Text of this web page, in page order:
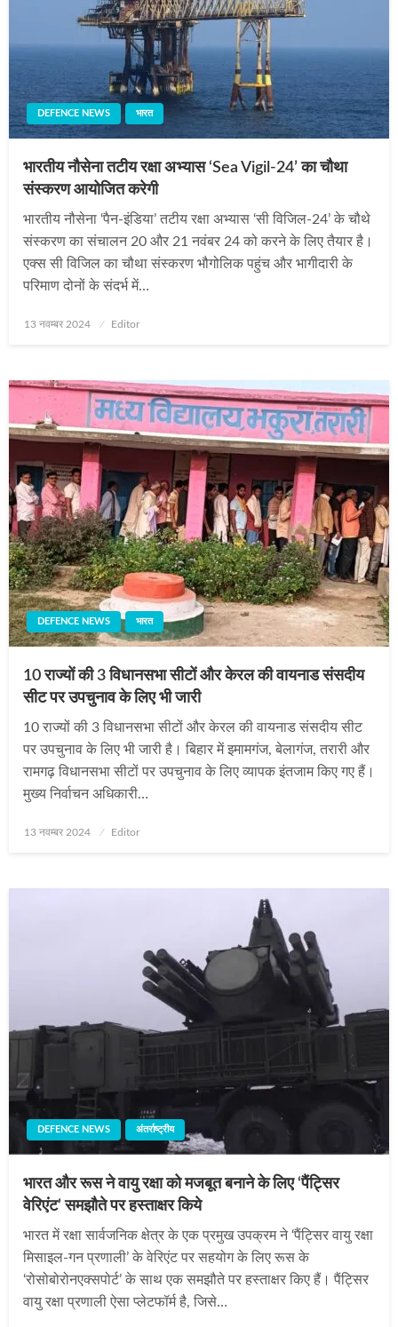
DEFENCE NEWS भारत
भारतीय नौसेना तटीय रक्षा अभ्यास ‘Sea Vigil-24’ का चौथा
संस्करण आयोजित करेगी
भारतीय नौसेना ‘पैन-इंडिया’ तटीय रक्षा अभ्यास ‘सी विजिल-24’ के चौथे
संस्करण का संचालन 20 और 21 नवंबर 24 को करने के लिए तैयार है।
एक्स सी विजिल का चौथा संस्करण भौगोलिक पहुंच और भागीदारी के
परिमाण दोनों के संदर्भ में…
Posted
13 नवम्बर 2024 Editor
DEFENCE NEWS भारत
10 राज्यों की 3 विधानसभा सीटों और केरल की वायनाड संसदीय
सीट पर उपचुनाव के लिए भी जारी
10 राज्यों की 3 विधानसभा सीटों और केरल की वायनाड संसदीय सीट
पर उपचुनाव के लिए भी जारी है। बिहार में इमामगंज, बेलागंज, तरारी और
रामगढ़ विधानसभा सीटों पर उपचुनाव के लिए व्यापक इंतजाम किए गए हैं।
मुख्य निर्वाचन अधिकारी…
Posted
13 नवम्बर 2024 Editor
DEFENCE NEWS अंतर्राष्ट्रीय
भारत और रूस ने वायु रक्षा को मजबूत बनाने के लिए ‘पैंट्सिर
वेरिएंट’ समझौते पर हस्ताक्षर किये
भारत में रक्षा सार्वजनिक क्षेत्र के एक प्रमुख उपक्रम ने ‘पैंट्सिर वायु रक्षा
मिसाइल-गन प्रणाली’ के वेरिएंट पर सहयोग के लिए रूस के
‘रोसोबोरोनएक्सपोर्ट’ के साथ एक समझौते पर हस्ताक्षर किए हैं। पैंट्सिर
वायु रक्षा प्रणाली ऐसा प्लेटफॉर्म है, जिसे…